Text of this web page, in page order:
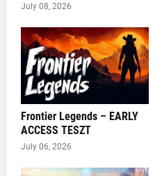
July 08, 2026
Frontier Legends – EARLY
ACCESS TESZT
July 06, 2026